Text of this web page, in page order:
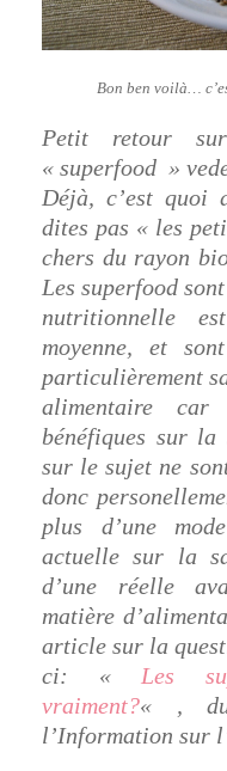
Bon ben voilà…
Petit retour
« superfood »
Déjà, c’est quoi
dites pas « les
chers du rayon
Les superfood
nutritionnelle
moyenne, et
particulièrement
alimentaire
bénéfiques sur
sur le sujet ne
donc
plus d’une
actuelle sur la
d’une réelle
matière
article sur la
ci: « Les
vraiment?« , du
l’Information sur